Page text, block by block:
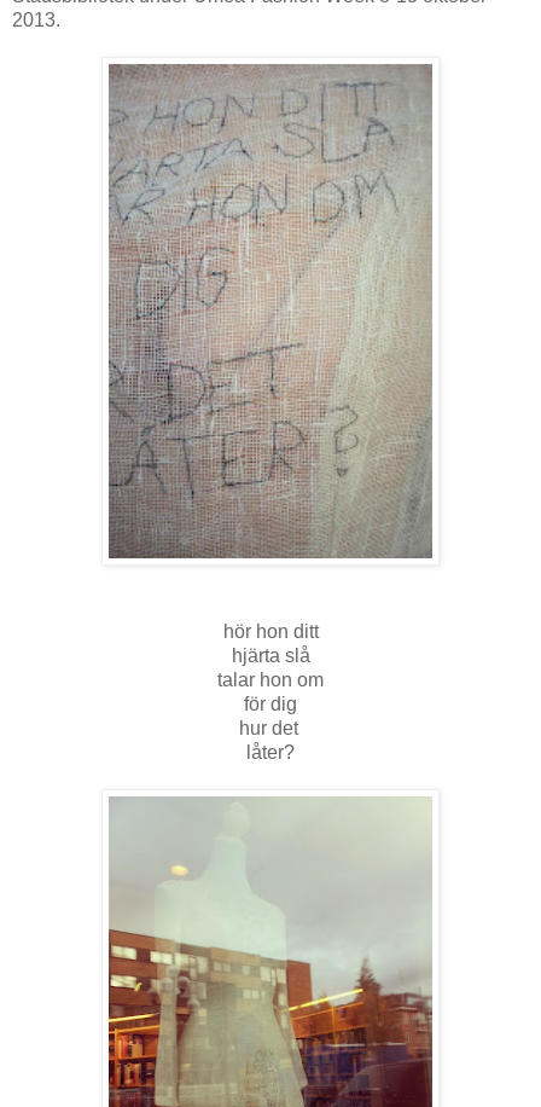
2013.
hör hon ditt
hjärta slå
talar hon om
för dig
hur det
låter?